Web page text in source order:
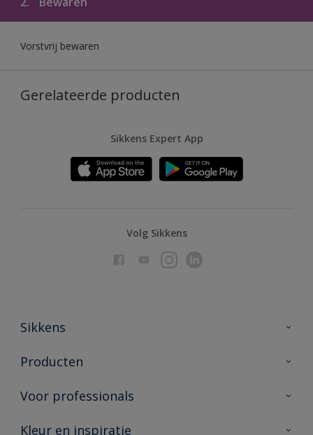
Vorstvrij bewaren
Gerelateerde producten
Sikkens Expert App
Volg Sikkens
Sikkens
Over Sikkens
Duurzaamheid
Producten
Producten voor binnen
Voor professionals
Advies & service
Kleur en inspiratie